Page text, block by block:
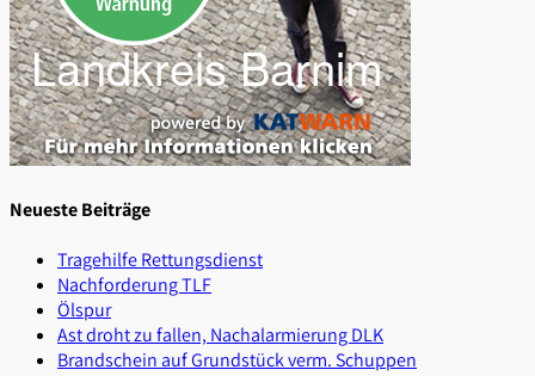
Neueste Beiträge
Tragehilfe Rettungsdienst
Nachforderung TLF
Ölspur
Ast droht zu fallen, Nachalarmierung DLK
Brandschein auf Grundstück verm. Schuppen